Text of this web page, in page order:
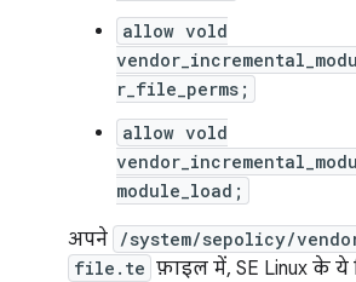
allow vold
r_file_perms;
allow vold
module_load;
अपने /system/sepolicy/
file.te फ़ाइल में, SE Linux के ये